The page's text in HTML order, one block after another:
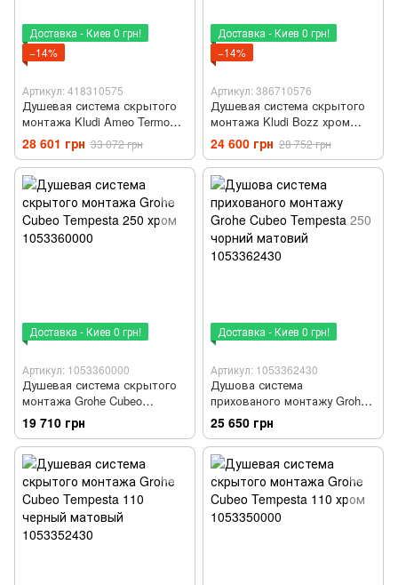
Доставка - Киев 0 грн!
−14%
Артикул: 418310575
Душевая система скрытого
монтажа Kludi Ameo Termo
хром 418310575
28 601 грн 33 072 грн
Доставка - Киев 0 грн!
−14%
Артикул: 386710576
Душевая система скрытого
монтажа Kludi Bozz хром
386710576
24 600 грн 28 752 грн
Доставка - Киев 0 грн!
Артикул: 1053360000
Душевая система скрытого
монтажа Grohe Cubeo
Tempesta 250 хром
1053360000
19 710 грн
Доставка - Киев 0 грн!
Артикул: 1053362430
Душова система
прихованого монтажу Grohe
Cubeo Tempesta 250 чорний
матовий 1053362430
25 650 грн